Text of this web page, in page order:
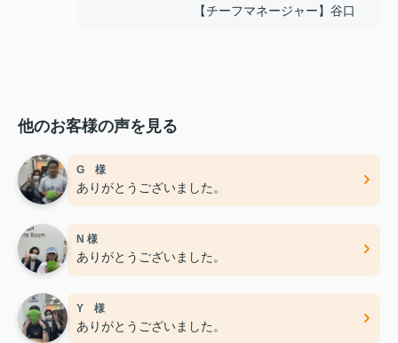
【チーフマネージャー】谷口
他のお客様の声を見る
G 様
ありがとうございました。
N 様
ありがとうございました。
Y 様
ありがとうございました。